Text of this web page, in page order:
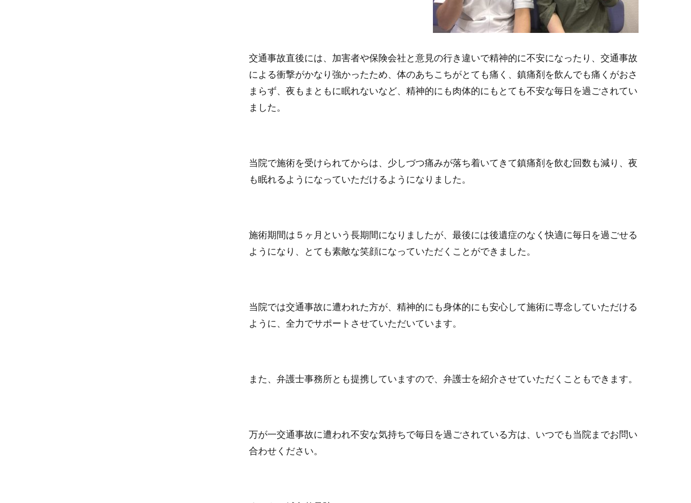
交通事故直後には、加害者や保険会社と意見の行き違いで精神的に不安になったり、交通事故
による衝撃がかなり強かったため、体のあちこちがとても痛く、鎮痛剤を飲んでも痛くがおさ
まらず、夜もまともに眠れないなど、精神的にも肉体的にもとても不安な毎日を過ごされてい
ました。
当院で施術を受けられてからは、少しづつ痛みが落ち着いてきて鎮痛剤を飲む回数も減り、夜
も眠れるようになっていただけるようになりました。
施術期間は５ヶ月という長期間になりましたが、最後には後遺症のなく快適に毎日を過ごせる
ようになり、とても素敵な笑顔になっていただくことができました。
当院では交通事故に遭われた方が、精神的にも身体的にも安心して施術に専念していただける
ように、全力でサポートさせていただいています。
また、弁護士事務所とも提携していますので、弁護士を紹介させていただくこともできます。
万が一交通事故に遭われ不安な気持ちで毎日を過ごされている方は、いつでも当院までお問い
合わせください。